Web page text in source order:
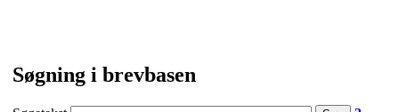
Søgning i brevbasen